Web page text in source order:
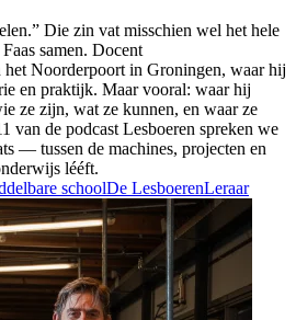
Die zin vat misschien wel het hele
samen. Docent
Noorderpoort in Groningen, waar hij
en praktijk. Maar vooral: waar hij
ze zijn, wat ze kunnen, en waar ze
van de podcast Lesboeren spreken we
— tussen de machines, projecten en
lééft.
schoolDe LesboerenLeraar